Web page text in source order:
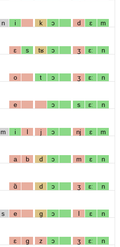
n i k ɔ d ɛ m
ɛ s tʁ ɔ ʒ ɛː n
o t ɔ ʒ ɛː n
e ɔ s ɛː n
m i l j ɔ nj ɛ m
a b d ɔ m ɛ n
ɑ̃ d ɔ ʒ ɛː n
s e g ɔ l ɛ n
ɛ g z ɔ ʒ ɛː n